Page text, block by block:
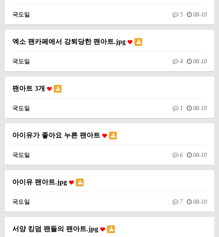
국도일 5 08-10
엑소 팬카페에서 강퇴당한 팬아트.jpg
국도일 4 08-10
팬아트 3개
국도일 1 08-10
아이유가 좋아요 누른 팬아트
국도일 6 08-10
아이유 팬아트.jpg
국도일 7 08-10
서양 킹덤 팬들의 팬아트.jpg